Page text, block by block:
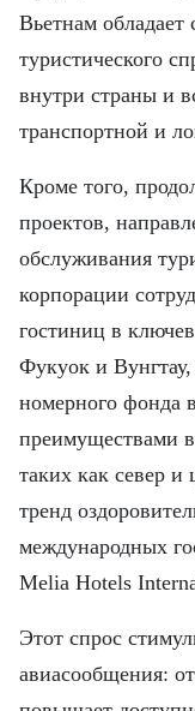
Вьетнам обладает
туристического
внутри страны и
транспортной и
Кроме того,
проектов,
обслуживания
корпорации
гостиниц в
Фукуок и
номерного фонда
преимуществами
таких как север и
тренд
международных
Melia Hotels
Этот спрос
авиасообщения: